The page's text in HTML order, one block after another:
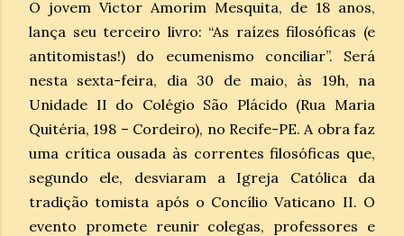
O jovem Victor Amorim Mesquita, de 18 anos,
lança seu terceiro livro: “As raízes filosóficas (e
antitomistas!) do ecumenismo conciliar”. Será
nesta sexta-feira, dia 30 de maio, às 19h, na
Unidade II do Colégio São Plácido (Rua Maria
Quitéria, 198 – Cordeiro), no Recife-PE. A obra faz
uma crítica ousada às correntes filosóficas que,
segundo ele, desviaram a Igreja Católica da
tradição tomista após o Concílio Vaticano II. O
evento promete reunir colegas, professores e